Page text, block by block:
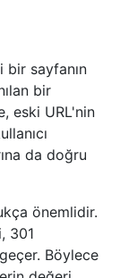
sayfanın
bir
eski URL'nin
da doğru
önemlidir.
301
Böylece